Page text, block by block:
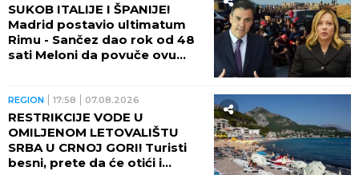
SUKOB ITALIJE I ŠPANIJE!
Madrid postavio ultimatum
Rimu - Sančez dao rok od 48
sati Meloni da povuče ovu
REGION 17:58 07.08.2026
RESTRIKCIJE VODE U
OMILJENOM LETOVALIŠTU
SRBA U CRNOJ GORI! Turisti
besni, prete da će otići i